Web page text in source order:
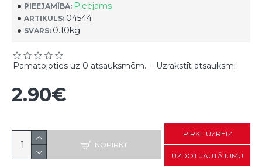
PIEEJAMĪBA: Pieejams
ARTIKULS: 04544
SVARS: 0.10kg
Pamatojoties uz 0 atsauksmēm. - Uzrakstīt atsauksmi
2.90€
NOPIRKT
PIRKT UZREIZ
UZDOT JAUTĀJUMU